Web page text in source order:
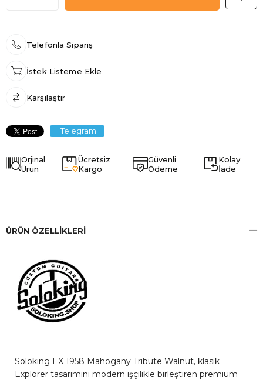
Telefonla Sipariş
İstek Listeme Ekle
Karşılaştır
Telegram
Orjinal
Ürün
Ücretsiz
Kargo
Güvenli
Ödeme
Kolay
İade
ÜRÜN ÖZELLIKLERI
Soloking EX 1958 Mahogany Tribute Walnut, klasik
Explorer tasarımını modern işçilikle birleştiren premium